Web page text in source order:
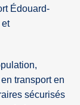
Édouard-
et
transport en
sécurisés